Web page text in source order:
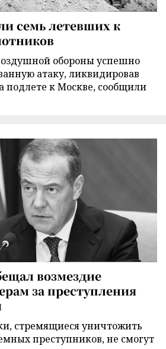
семь летевших к
обороны успешно
атаку, ликвидировав
подлете к Москве, сообщили
возмездие
за преступления
стремящиеся уничтожить
преступников, не смогут